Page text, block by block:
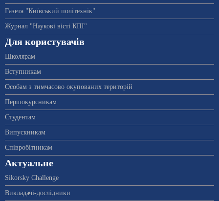
Газета "Київський політехнік"
Журнал "Наукові вісті КПІ"
Для користувачів
Школярам
Вступникам
Особам з тимчасово окупованих територій
Першокурсникам
Студентам
Випускникам
Співробітникам
Актуальне
Sikorsky Challenge
Викладачі-дослідники